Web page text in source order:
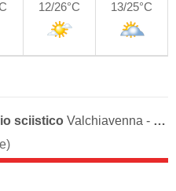
12/26°C
13/25°C
sciistico Valchiavenna - Madesimo/​Campodolcino